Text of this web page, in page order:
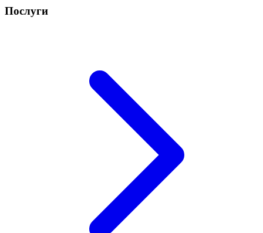
Послуги